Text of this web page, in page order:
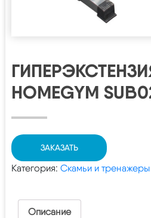
HOMEGYM
ЗАКАЗАТЬ
Категория: Скамьи и
Описание